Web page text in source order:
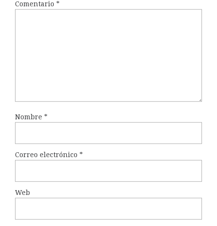
Comentario *
Nombre *
Correo electrónico *
Web